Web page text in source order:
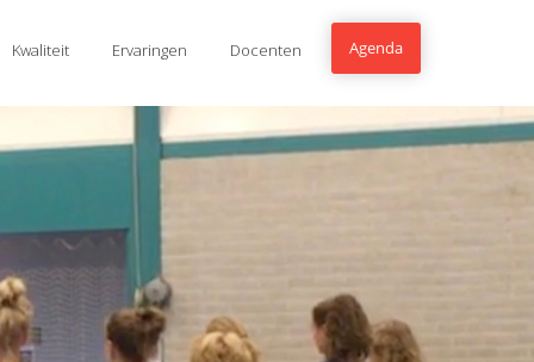
Kwaliteit Ervaringen Docenten Agenda